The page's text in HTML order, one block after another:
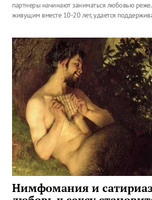
партнеры начинают заниматься любовью
живущим вместе 10-20 лет, удается
Нимфомания и